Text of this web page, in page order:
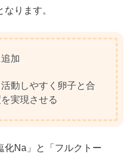
ります。
加
動しやすく卵子と合
実現させる
化Na」と「フルクトー